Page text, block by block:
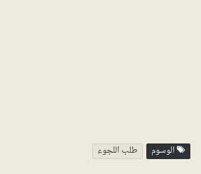
الوسوم طلب اللجوء